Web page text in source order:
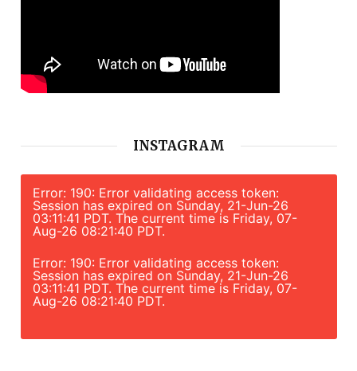
INSTAGRAM
Error: 190: Error validating access token:
Session has expired on Sunday, 21-Jun-26
03:11:41 PDT. The current time is Friday, 07-
Aug-26 08:21:40 PDT.
Error: 190: Error validating access token:
Session has expired on Sunday, 21-Jun-26
03:11:41 PDT. The current time is Friday, 07-
Aug-26 08:21:40 PDT.